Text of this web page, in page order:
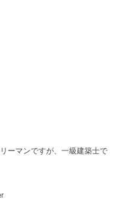
ーマンですが、一級建築士で